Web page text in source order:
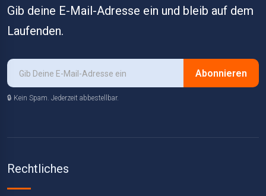
Gib deine E-Mail-Adresse ein und bleib auf dem
Laufenden.
Abonnieren
🔒 Kein Spam. Jederzeit abbestellbar.
Rechtliches